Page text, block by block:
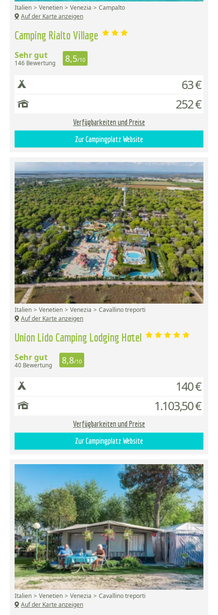
Camping Rialto Village
Italien Venetien Venezia
Campalto
Auf der Karte anzeigen
Sehr gut
146 Bewertung 8,5/10
63 €
252 €
Verfügbarkeiten und Preise
Zur Campingplatz Website
Union Lido Camping Lodging Hotel
Italien Venetien Venezia
Cavallino treporti
Auf der Karte anzeigen
Sehr gut
40 Bewertung 8,8/10
140 €
1.103,50 €
Verfügbarkeiten und Preise
Zur Campingplatz Website
Italien Venetien Venezia
Cavallino treporti
Auf der Karte anzeigen